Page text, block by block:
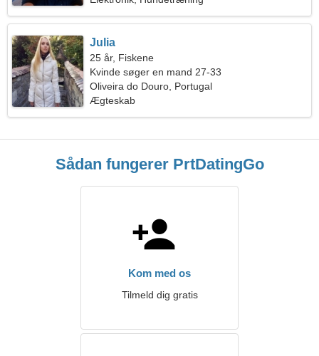
Julia
25 år, Fiskene
Kvinde søger en mand 27-33
Oliveira do Douro, Portugal
Ægteskab
Sådan fungerer PrtDatingGo
Kom med os
Tilmeld dig gratis